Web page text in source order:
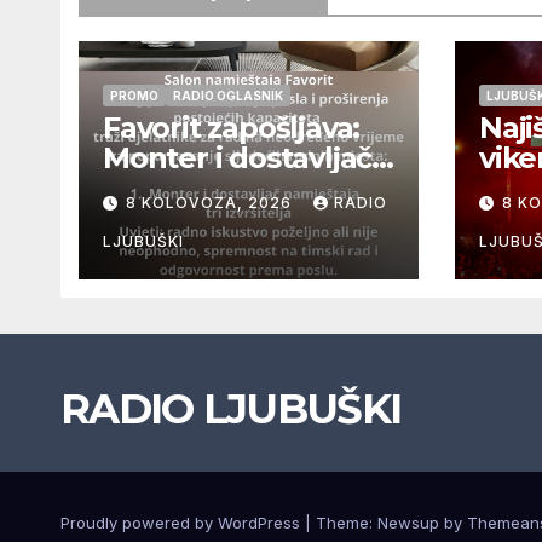
PROMO RADIO OGLASNIK
Favorit zapošljava:
Monter i dostavljač
namještaja, tri
izvršitelja
8 KOLOVOZA, 2026 RADIO
LJUBUŠKI
8
RADIO LJUBUŠKI
Proudly powered by WordPress Theme: Newsup by